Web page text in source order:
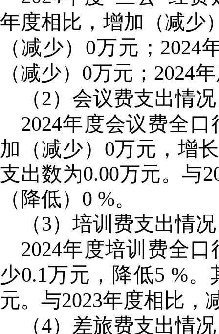
年度相比，增加（减少
（减少）0万元；
（减少）0万元；2024
（2）会议费支出情
2024年度会议费全
加（减少）0万元，增
支出数为0.00万元。与
（降低）0 %。
（3）培训费支出情
2024年度培训费全
少0.1万元，降低5 %
元。与2023年度相比，
（4） 差旅费支出情